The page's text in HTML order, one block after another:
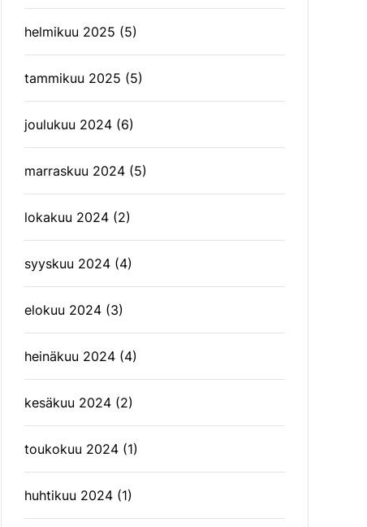
helmikuu 2025 (5)
tammikuu 2025 (5)
joulukuu 2024 (6)
marraskuu 2024 (5)
lokakuu 2024 (2)
syyskuu 2024 (4)
elokuu 2024 (3)
heinäkuu 2024 (4)
kesäkuu 2024 (2)
toukokuu 2024 (1)
huhtikuu 2024 (1)